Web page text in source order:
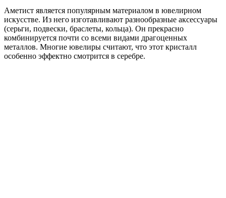
Аметист является популярным материалом в ювелирном
искусстве. Из него изготавливают разнообразные аксессуары
(серьги, подвески, браслеты, кольца). Он прекрасно
комбинируется почти со всеми видами драгоценных
металлов. Многие ювелиры считают, что этот кристалл
особенно эффектно смотрится в серебре.